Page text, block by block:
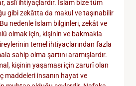
aslî ihtiyaçlardır. İslam bize tüm
gibi zekâtta da makul ve taşınabilir
nedenle İslam bilginleri, zekât ve
olmak için, kişinin ve bakmakla
temel ihtiyaçlarından fazla
sahip olma şartını aramışlardır.
kişinin yaşaması için zarurî olan
maddeleri insanın hayat ve